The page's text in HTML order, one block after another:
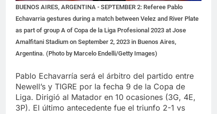
BUENOS AIRES, ARGENTINA - SEPTEMBER 2: Referee Pablo
Echavarria gestures during a match between Velez and River Plate
as part of group A of Copa de la Liga Profesional 2023 at Jose
Amalfitani Stadium on September 2, 2023 in Buenos Aires,
Argentina. (Photo by Marcelo Endelli/Getty Images)
Pablo Echavarría será el árbitro del partido entre
Newell’s y TIGRE por la fecha 9 de la Copa de
Liga. Dirigió al Matador en 10 ocasiones (3G, 4E,
3P). El último antecedente fue el triunfo 2-1 vs